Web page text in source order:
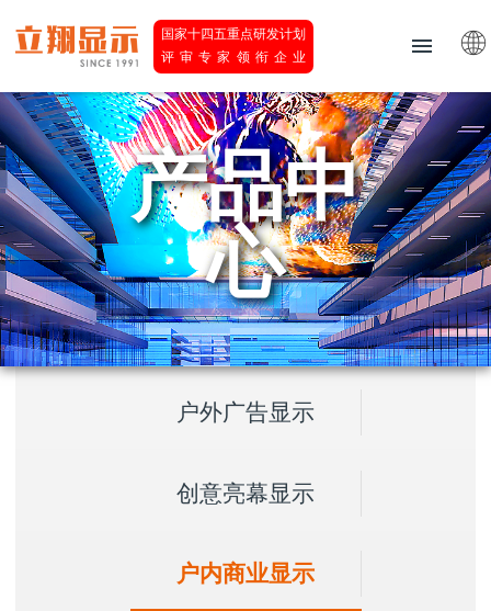
国家十四五重点研发计划
评审专家领衔企业
产品中
心
户外广告显示
创意亮幕显示
户内商业显示